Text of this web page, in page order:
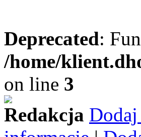
Deprecated:
/home/
on line 3
Redakcja